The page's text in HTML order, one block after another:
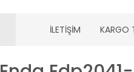
İLETİŞİM KARGO